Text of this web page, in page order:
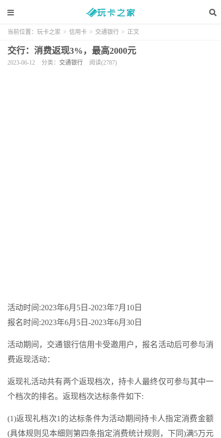
当前位置： 玩卡之家 > 信用卡 > 交通银行 > 正文
交行：消费返现3%，最高2000元
2023-06-12 分类： 交通银行 阅读(2787)
活动时间:2023年6月5日-2023年7月10日
报名时间:2023年6月5日-2023年6月30日
活动期间，交通银行信用卡受邀用户，报名活动后可参与消
费返现活动：
返现礼活动共有两个返现档次，持卡人最终仅可参与其中一
个档次的排名。返现档次达标条件如下:
(1)返现礼档次1的达标条件为活动期间持卡人指定消费金额
(具体规则见本细则第四条指定消费统计规则，下同)满5万元